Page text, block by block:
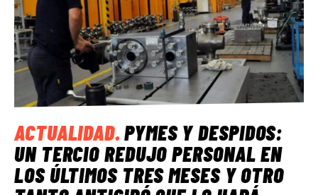
ACTUALIDAD.PYMES Y DESPIDOS:
UN TERCIO REDUJO PERSONAL EN
LOS ÚLTIMOS TRES MESES Y OTRO